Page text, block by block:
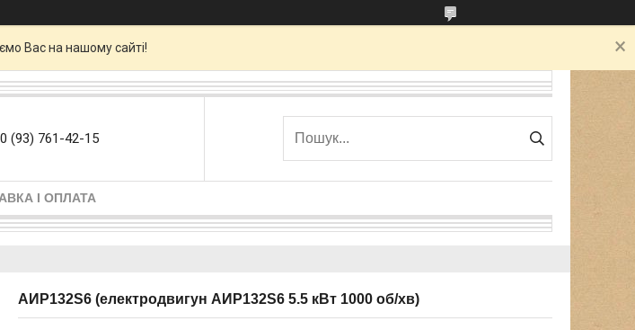
Вас на нашому сайті!
(93) 761-42-15
І ОПЛАТА
АИР132S6 (електродвигун АИР132S6 5.5 кВт 1000 об/хв)